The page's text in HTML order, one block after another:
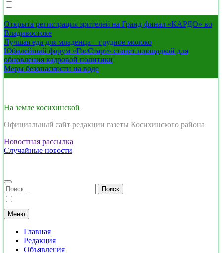
Открыта регистрация зрителей на Гранд-финал «КАРДО» во
Владивостоке
Лучшая еда для младенца – грудное молоко
Юбилейный форум «ГосСтарт» станет площадкой для
обновления кадровой политики
Меры безопасности на воде
На земле косихинской
Официальный сайт редакции газеты Косихинского района
Новостная рассылка
Случайные новости
Найти:
Меню
Главная
Редакция
Объявления